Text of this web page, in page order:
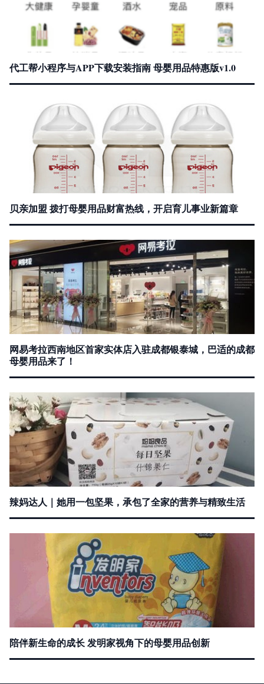
代工帮小程序与APP下载安装指南 母婴用品特惠版v1.0
贝亲加盟 拨打母婴用品财富热线，开启育儿事业新篇章
网易考拉西南地区首家实体店入驻成都银泰城，巴适的成都
母婴用品来了！
辣妈达人｜她用一包坚果，承包了全家的营养与精致生活
陪伴新生命的成长 发明家视角下的母婴用品创新